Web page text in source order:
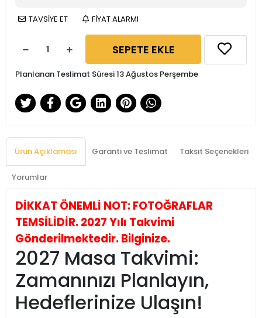
TAVSİYE ET FİYAT ALARMI
SEPETE EKLE
Planlanan Teslimat Süresi 13 Ağustos Perşembe
Ürün Açıklaması Garanti ve Teslimat Taksit Seçenekleri
Yorumlar
DİKKAT ÖNEMLİ NOT: FOTOĞRAFLAR
TEMSİLİDİR. 2027 Yılı Takvimi
Gönderilmektedir. Bilginize.
2027 Masa Takvimi:
Zamanınızı Planlayın,
Hedeflerinize Ulaşın!